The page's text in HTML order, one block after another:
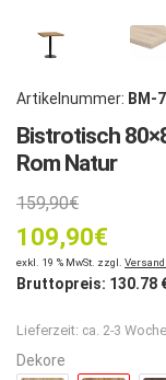
Artikelnummer: BM-
Bistrotisch
Rom Natur
159,90€
Preis
war:
109,90€
Aktueller
Preis
ist:
exkl. 19 % MwSt. zzgl.
Bruttopreis: 130.78
Lieferzeit: ca. 2-3
Dekore